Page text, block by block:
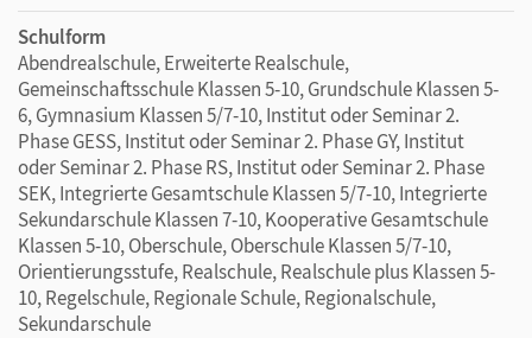
Schulform
Abendrealschule, Erweiterte Realschule,
Gemeinschaftsschule Klassen 5-10, Grundschule Klassen 5-
6, Gymnasium Klassen 5/7-10, Institut oder Seminar 2.
Phase GESS, Institut oder Seminar 2. Phase GY, Institut
oder Seminar 2. Phase RS, Institut oder Seminar 2. Phase
SEK, Integrierte Gesamtschule Klassen 5/7-10, Integrierte
Sekundarschule Klassen 7-10, Kooperative Gesamtschule
Klassen 5-10, Oberschule, Oberschule Klassen 5/7-10,
Orientierungsstufe, Realschule, Realschule plus Klassen 5-
10, Regelschule, Regionale Schule, Regionalschule,
Sekundarschule